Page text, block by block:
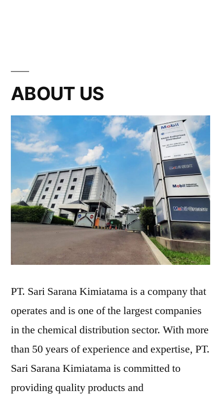
ABOUT US
PT. Sari Sarana Kimiatama is a company that
operates and is one of the largest companies
in the chemical distribution sector. With more
than 50 years of experience and expertise, PT.
Sari Sarana Kimiatama is committed to
providing quality products and